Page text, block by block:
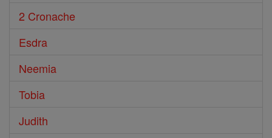
2 Cronache
Esdra
Neemia
Tobia
Judith